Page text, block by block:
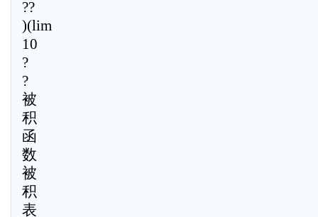
??
)(lim
10
?
?
被
积
函
数
被
积
表